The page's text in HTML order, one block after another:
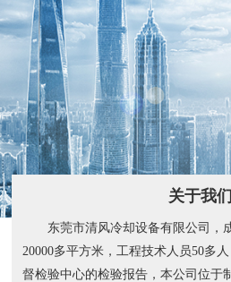
关于我们
东莞市清风冷却设备有限公司，
20000多平方米，工程技术人员50多
督检验中心的检验报告，本公司位于